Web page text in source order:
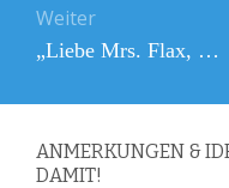
Weiter
Nächster
„Liebe Mrs. Flax, …
ANMERKUNGEN &
DAMIT!